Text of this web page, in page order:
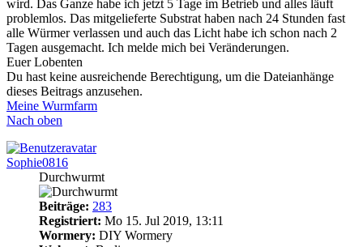
wird. Das Ganze habe ich jetzt 5 Tage im Betrieb und alles läuft
problemlos. Das mitgelieferte Substrat haben nach 24 Stunden fast
alle Würmer verlassen und auch das Licht habe ich schon nach 2
Tagen ausgemacht. Ich melde mich bei Veränderungen.
Euer Lobenten
Du hast keine ausreichende Berechtigung, um die Dateianhänge
dieses Beitrags anzusehen.
Meine Wurmfarm
Nach oben
Sophie0816
Durchwurmt
Beiträge: 283
Registriert: Mo 15. Jul 2019, 13:11
Wormery: DIY Wormery